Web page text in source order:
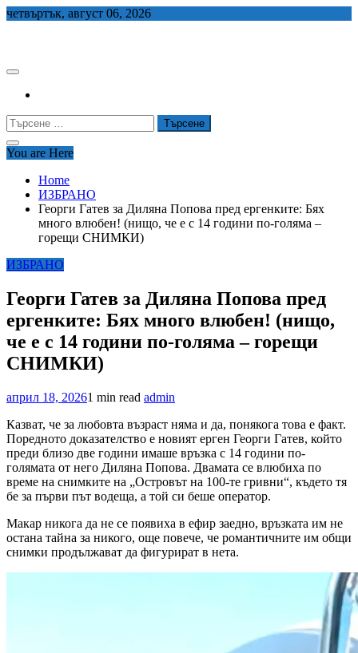
Skip
четвъртък, август 06, 2026
Търсене
за:
You are Here
Home
ИЗБРАНО
Георги Гатев за Диляна Попова пред ергенките: Бях
много влюбен! (нищо, че е с 14 години по-голяма –
горещи СНИМКИ)
ИЗБРАНО
Георги Гатев за Диляна Попова пред
ергенките: Бях много влюбен! (нищо,
че е с 14 години по-голяма – горещи
СНИМКИ)
април 18, 20261 min read admin
Казват, че за любовта възраст няма и да, понякога това е факт.
Поредното доказателство е новият ерген Георги Гатев, който
преди близо две години имаше връзка с 14 години по-
голямата от него Диляна Попова. Двамата се влюбиха по
време на снимките на „Островът на 100-те гривни“, където тя
бе за първи път водеща, а той си беше оператор.
Макар никога да не се появиха в ефир заедно, връзката им не
остана тайна за никого, още повече, че романтичните им общи
снимки продължават да фигурират в нета.